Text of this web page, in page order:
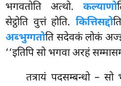
भगवतोति अत्थो. कल्याणो
सेट्ठोति वुत्तं होति. कित्तिसद्दो
अब्भुग्गतोति सदेवकं लोकं
‘‘इतिपि सो भगवा अरहं
तत्रायं पदसम्बन्धो –